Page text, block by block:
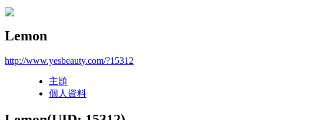
Lemon
http://www.yesbeauty.com/?15312
主題
個人資料